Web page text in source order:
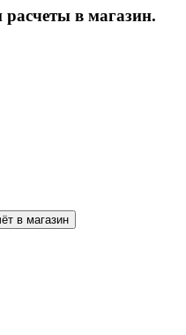
расчеты в магазин.
в магазин